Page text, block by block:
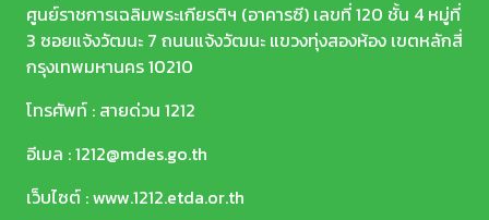
ศูนย์ราชการเฉลิมพระเกียรติฯ (อาคารซี) เลขที่ 120 ชั้น 4 หมู่ที่
3 ซอยแจ้งวัฒนะ 7 ถนนแจ้งวัฒนะ แขวงทุ่งสองห้อง เขตหลักสี่
กรุงเทพมหานคร 10210
โทรศัพท์ : สายด่วน 1212
อีเมล :1212@mdes.go.th
เว็บไซต์ :www.1212.etda.or.th